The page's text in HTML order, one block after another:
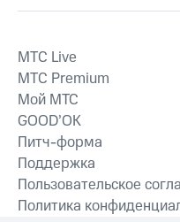
MTС Live
MTС Premium
Мой МТС
GOOD’OK
Питч-форма
Поддержка
Пользовательское
Политика